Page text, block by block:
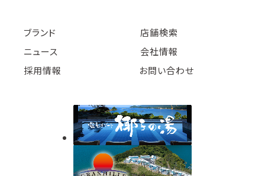
ブランド
店舗検索
ニュース
会社情報
採用情報
お問い合わせ